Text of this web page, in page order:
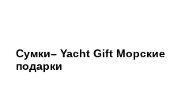
Сумки– Yacht Gift Морские
подарки